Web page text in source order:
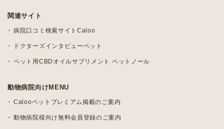
関連サイト
病院口コミ検索サイトCaloo
ドクターズインタビューペット
ペット用CBDオイルサプリメント ペットノール
動物病院向けMENU
Calooペットプレミアム掲載のご案内
動物病院様向け無料会員登録のご案内